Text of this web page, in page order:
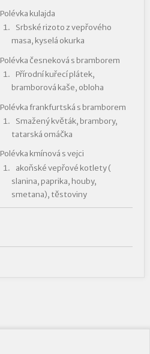
Polévka kulajda
Srbské rizoto z vepřového
masa, kyselá okurka
Polévka česneková s bramborem
Přírodní kuřecí plátek,
bramborová kaše, obloha
Polévka frankfurtská s bramborem
Smažený květák, brambory,
tatarská omáčka
Polévka kmínová s vejci
akoňské vepřové kotlety (
slanina, paprika, houby,
smetana), těstoviny